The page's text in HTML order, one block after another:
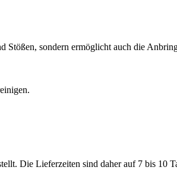
Stößen, sondern ermöglicht auch die
Die Lieferzeiten sind daher auf 7 bis 10